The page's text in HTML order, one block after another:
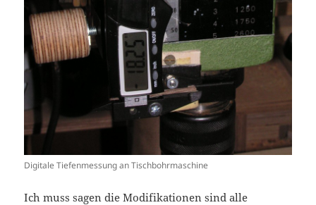
Digitale Tiefenmessung an Tischbohrmaschine
Ich muss sagen die Modifikationen sind alle